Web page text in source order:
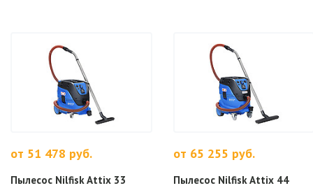
от 51 478 руб.
Пылесос Nilfisk Attix 33
от 65 255 руб.
Пылесос Nilfisk Attix 44